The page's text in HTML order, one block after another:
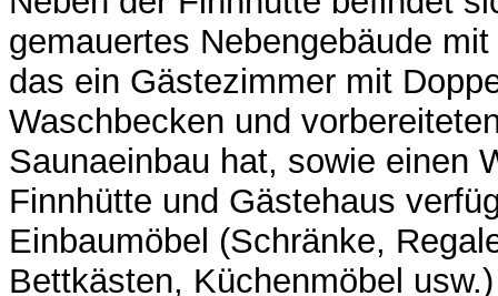
gemauertes Nebengebäude
das ein Gästezimmer mit
Waschbecken und
Saunaeinbau hat, sowie einen
Finnhütte und Gästehaus
Einbaumöbel (Schränke,
Bettkästen, Küchenmöbel